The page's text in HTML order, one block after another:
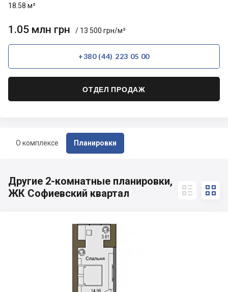
О комплексе Планировки
18.58 м²
1.05 млн грн / 13 500 грн/м²
+380 (44) 223 05 00
ОТДЕЛ ПРОДАЖ
Другие 2-комнатные планировки,
ЖК Софиевский квартал
 